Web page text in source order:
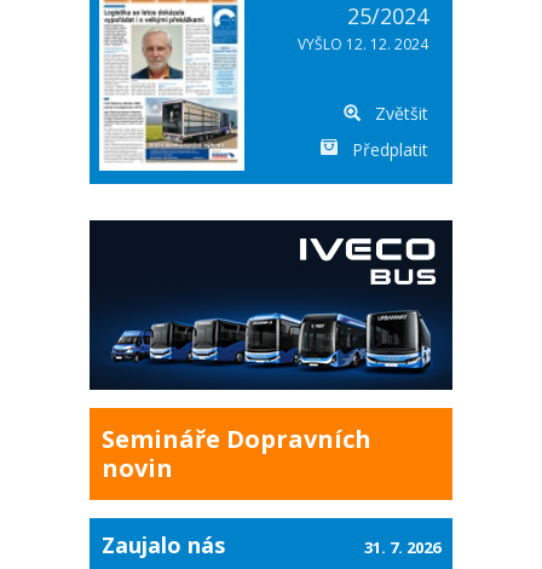
25/2024
VYŠLO 12. 12. 2024
Zvětšit
Předplatit
Semináře Dopravních
novin
Zaujalo nás 31. 7. 2026